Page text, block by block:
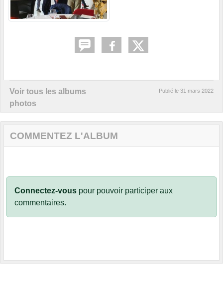
Voir tous les albums
photos
Publié le 31 mars 2022
COMMENTEZ L'ALBUM
Connectez-vous pour pouvoir participer aux
commentaires.